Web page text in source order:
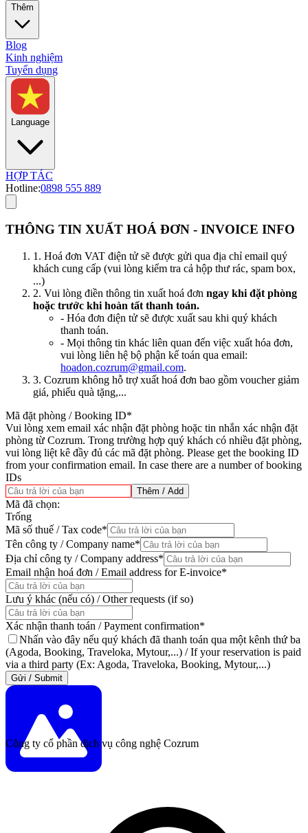
Thêm
Blog
Kinh nghiệm
Tuyển dụng
Language
HỢP TÁC
Hotline:0898 555 889
THÔNG TIN XUẤT HOÁ ĐƠN - INVOICE INFO
1. Hoá đơn VAT điện tử sẽ được gửi qua địa chỉ email quý
khách cung cấp (vui lòng kiểm tra cả hộp thư rác, spam box,
...)
2. Vui lòng điền thông tin xuất hoá đơn ngay khi đặt phòng
hoặc trước khi hoàn tất thanh toán.
- Hóa đơn điện tử sẽ được xuất sau khi quý khách
thanh toán.
- Mọi thông tin khác liên quan đến việc xuất hóa đơn,
vui lòng liên hệ bộ phận kế toán qua email:
hoadon.cozrum@gmail.com.
3. Cozrum không hỗ trợ xuất hoá đơn bao gồm voucher giảm
giá, phiếu quà tặng,...
Mã đặt phòng / Booking ID*
Vui lòng xem email xác nhận đặt phòng hoặc tin nhắn xác nhận đặt
phòng từ Cozrum. Trong trường hợp quý khách có nhiều đặt phòng,
vui lòng liệt kê đầy đủ các mã đặt phòng. Please get the booking ID
from your confirmation email. In case there are a number of booking
IDs
Thêm / Add
Mã đã chọn:
Trống
Mã số thuế / Tax code*
Tên công ty / Company name*
Địa chỉ công ty / Company address*
Email nhận hoá đơn / Email address for E-invoice*
Lưu ý khác (nếu có) / Other requests (if so)
Xác nhận thanh toán / Payment confirmation*
Nhấn vào đây nếu quý khách đã thanh toán qua một kênh thứ ba
(Agoda, Booking, Traveloka, Mytour,...) / If your reservation is paid
via a third party (Ex: Agoda, Traveloka, Booking, Mytour,...)
Gửi / Submit
Công ty cổ phần dịch vụ công nghệ Cozrum